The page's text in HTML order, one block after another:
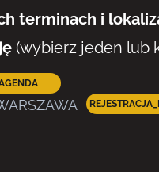
(wybierz jeden lub
terminach i